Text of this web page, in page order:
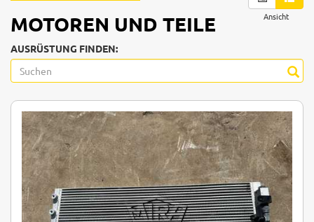
Ansicht
MOTOREN UND TEILE
AUSRÜSTUNG FINDEN: